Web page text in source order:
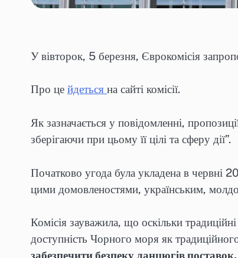
У вівторок, 5 березня, Єврокомісія
Про це йдеться на сайті комісії.
Як зазначається у повідомленні,
зберігаючи при цьому її цілі та сферу дії”.
Початково угода була укладена в червні
цими домовленостями, українським,
Комісія зауважила, що оскільки
доступність Чорного моря як
забезпечити безпеку ланцюгів поставок.